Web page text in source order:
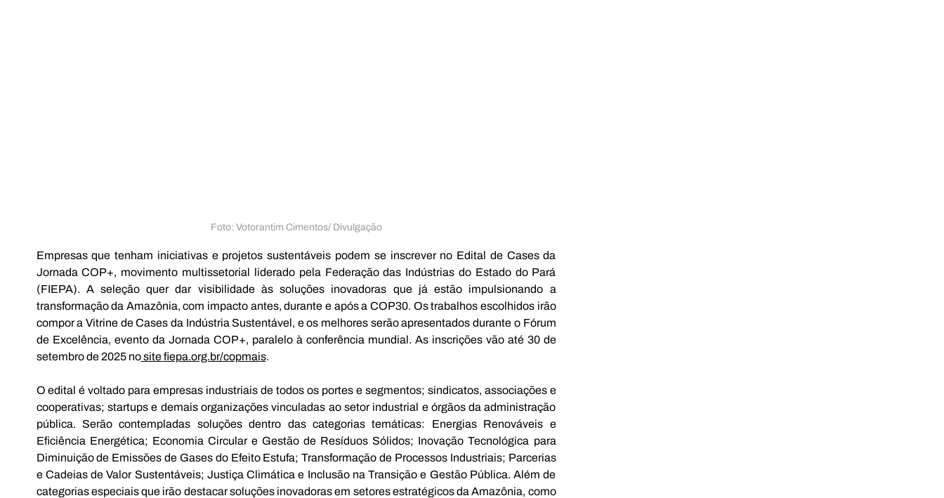
Foto: Votorantim Cimentos/ Divulgação
Empresas que tenham iniciativas e projetos sustentáveis podem se inscrever no Edital de Cases da
Jornada COP+, movimento multissetorial liderado pela Federação das Indústrias do Estado do Pará
(FIEPA). A seleção quer dar visibilidade às soluções inovadoras que já estão impulsionando a
transformação da Amazônia, com impacto antes, durante e após a COP30. Os trabalhos escolhidos irão
compor a Vitrine de Cases da Indústria Sustentável, e os melhores serão apresentados durante o Fórum
de Excelência, evento da Jornada COP+, paralelo à conferência mundial. As inscrições vão até 30 de
setembro de 2025 no site fiepa.org.br/copmais.
O edital é voltado para empresas industriais de todos os portes e segmentos; sindicatos, associações e
cooperativas; startups e demais organizações vinculadas ao setor industrial e órgãos da administração
pública. Serão contempladas soluções dentro das categorias temáticas: Energias Renováveis e
Eficiência Energética; Economia Circular e Gestão de Resíduos Sólidos; Inovação Tecnológica para
Diminuição de Emissões de Gases do Efeito Estufa; Transformação de Processos Industriais; Parcerias
e Cadeias de Valor Sustentáveis; Justiça Climática e Inclusão na Transição e Gestão Pública. Além de
categorias especiais que irão destacar soluções inovadoras em setores estratégicos da Amazônia, como